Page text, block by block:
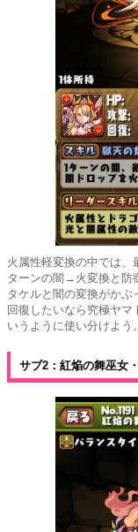
火属性軽変換の中では
ターンの闇→火変換と防
タケルと闇の変換がかぶ
回復したいなら究極ヤマ
いうように使い分けよう。
サブ2：紅焔の舞巫女